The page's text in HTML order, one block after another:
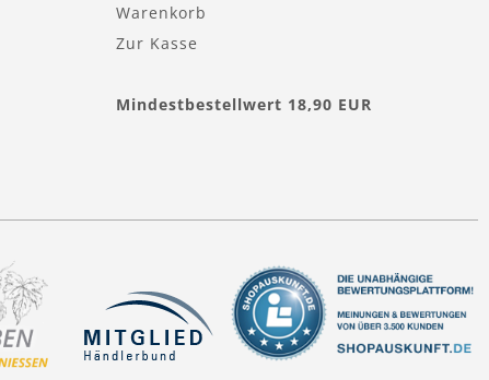
Warenkorb
Zur Kasse
Mindestbestellwert 18,90 EUR